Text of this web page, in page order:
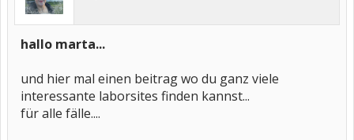
hallo marta...
und hier mal einen beitrag wo du ganz viele
interessante laborsites finden kannst...
für alle fälle....